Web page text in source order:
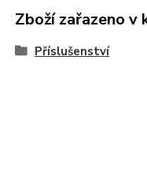
Zboží zařazeno v
Příslušenství